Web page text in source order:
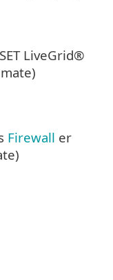
LiveGrid®
Firewall er